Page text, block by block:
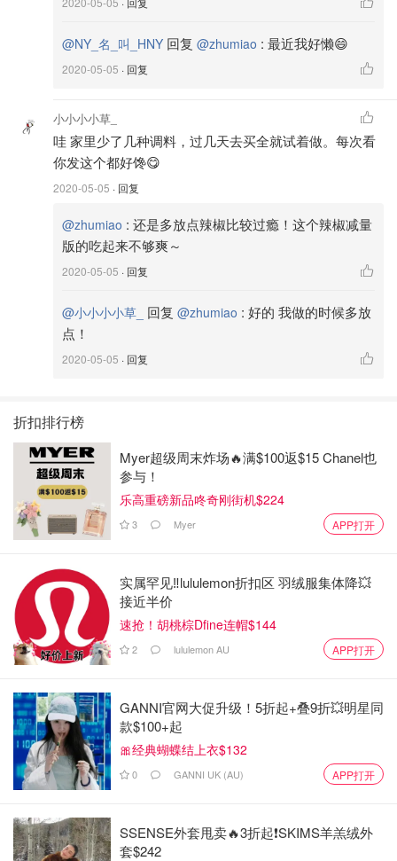
大葱 两根斩段
山奈 3枚
桂皮 一根
草果 2枚
花椒 20粒
丁香 5粒
甘草 4片
陈皮 4片
热锅倒入少量油烧热，倒入上述香料，中火翻炒20s至出现
香味，倒入鸡腿翻炒一分钟。随后锅里添热水超过鸡腿，烧
开后转中火。
4.锅里加老抽80ml，白糖或冰糖20g，盐10g，味精5g，均
可根据口味增减。
@NY_名_叫_HNY 回复 @zhumiao : 最近我好懒😄
2020-05-05 · 回复
小小小小草_
哇 家里少了几种调料，过几天去买全就试着做。每次看
你发这个都好馋😋
2020-05-05 · 回复
@zhumiao : 还是多放点辣椒比较过瘾！这个辣椒减量
版的吃起来不够爽～
2020-05-05 · 回复
@小小小小草_ 回复 @zhumiao : 好的 我做的时候多放
点！
2020-05-05 · 回复
折扣排行榜
Myer超级周末炸场🔥满$100返$15 Chanel也
参与！
乐高重磅新品咚奇刚街机$224
3 Myer APP打开
实属罕见‼️lululemon折扣区 羽绒服集体降💥
接近半价
速抢！胡桃棕Dfine连帽$144
2 lululemon AU APP打开
GANNI官网大促升级！5折起+叠9折💥明星同
款$100+起
🎀经典蝴蝶结上衣$132
0 GANNI UK (AU) APP打开
SSENSE外套甩卖🔥3折起❗SKIMS羊羔绒外
套$242